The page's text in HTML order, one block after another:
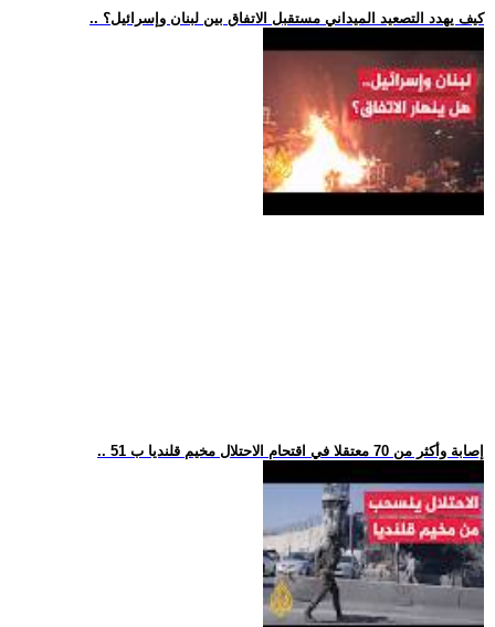
.. كيف يهدد التصعيد الميداني مستقبل الاتفاق بين لبنان وإسرائيل؟
.. 51 إصابة وأكثر من 70 معتقلا في اقتحام الاحتلال مخيم قلنديا ب